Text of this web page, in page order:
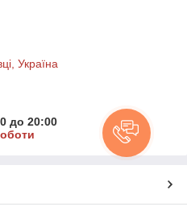
Україна
до 20:00